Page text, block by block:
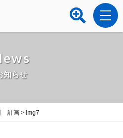
知らせ
計画 > img7